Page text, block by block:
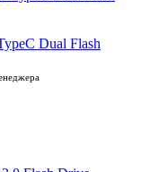
Dual Flash